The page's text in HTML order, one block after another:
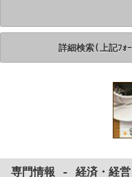
詳細検索(上記ﾌｫ
専門情報 - 経済 ・ 経営